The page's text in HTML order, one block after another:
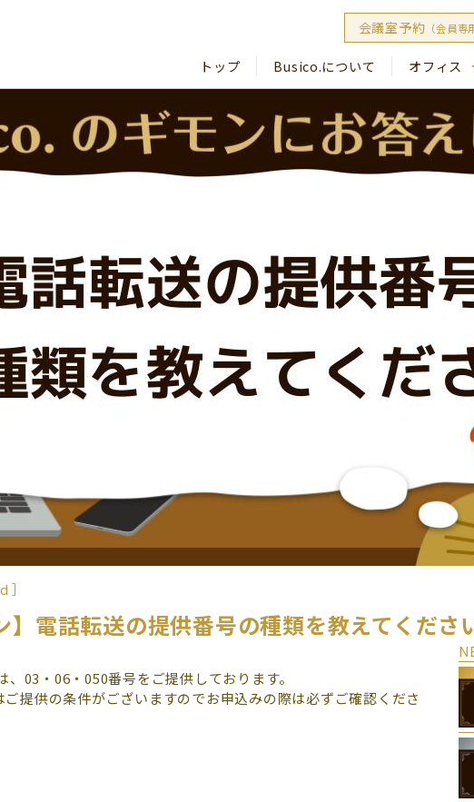
会議室予約 （会員専
トップ Busico.について
オフィス
Busico. 梅
］
】電話転送の提供番号の種類を教えてくださ
03・06・050番号をご提供しております。
提供の条件がございますのでお申込みの際は必ずご確認くださ